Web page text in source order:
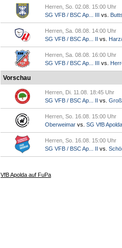
Herren, So. 02.08. 15:00 Uhr
SG VFB / BSC Ap... III vs.
Herren, Sa. 08.08. 14:00 Uhr
SG VFB / BSC Ap... II vs.
Herren, Sa. 08.08. 16:00 Uhr
SG VFB / BSC Ap... III vs.
Vorschau
Herren, Di. 11.08. 18:45 Uhr
SG VFB / BSC Ap... II vs.
Herren, So. 16.08. 15:00 Uhr
Oberweimar vs. SG VfB Apolda
Herren, So. 16.08. 15:00 Uhr
SG VFB / BSC Ap... II vs.
VfB Apolda auf FuPa